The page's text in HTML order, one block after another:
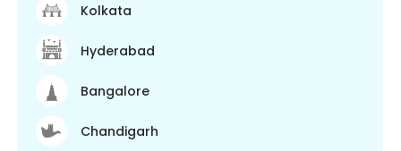
Kolkata
Hyderabad
Bangalore
Chandigarh